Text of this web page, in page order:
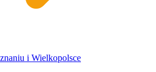
i Wielkopolsce